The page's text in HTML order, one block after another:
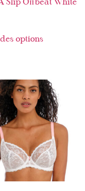
Slip Offbeat White
options